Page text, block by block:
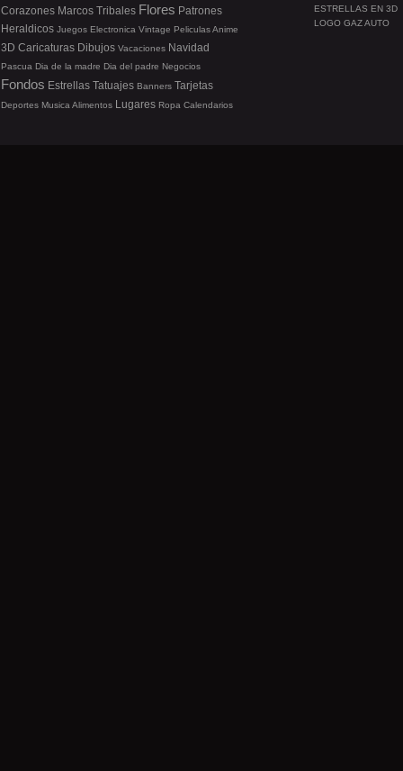
ESTRELLAS EN 3D
LOGO GAZ AUTO
Corazones Marcos Tribales Flores Patrones
Heraldicos Juegos Electronica Vintage PeliculasAnime
3D Caricaturas Dibujos Vacaciones Navidad
Pascua Dia de la madre Dia del padre Negocios
Fondos Estrellas Tatuajes Banners Tarjetas
Deportes Musica Alimentos Lugares Ropa Calendarios